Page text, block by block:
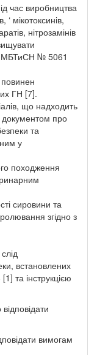
час виробництва
‘ мікотоксинів,
нітрозамінів
МБТиСН № 5061
повинен
ГН [7].
що надходить
документом про
та
у
походження
сировини та
згідно з
встановлених
та інструкцією
вимогам